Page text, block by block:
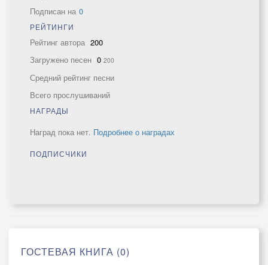
Подписан на 0
РЕЙТИНГИ
Рейтинг автора 200
Загружено песен 0 200
Средний рейтинг песни
Всего прослушиваний
НАГРАДЫ
Наград пока нет. Подробнее о наградах
ПОДПИСЧИКИ
ГОСТЕВАЯ КНИГА (0)